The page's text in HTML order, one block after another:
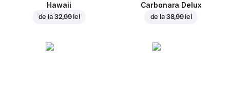
Hawaii
de la 32,99 lei
Carbonara Delux
de la 38,99 lei